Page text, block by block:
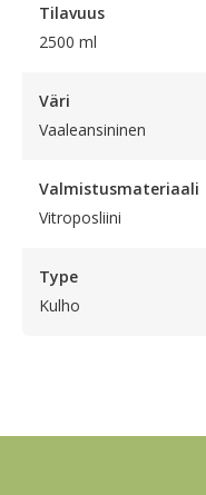
Tilavuus
2500 ml
Väri
Vaaleansininen
Valmistusmateriaali
Vitroposliini
Type
Kulho